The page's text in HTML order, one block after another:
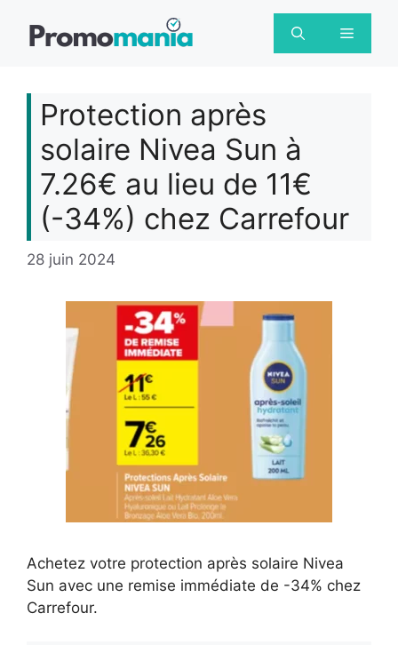
Menu
Protection après
solaire Nivea Sun à
7.26€ au lieu de 11€
(-34%) chez Carrefour
28 juin 2024
Achetez votre protection après solaire Nivea
Sun avec une remise immédiate de -34% chez
Carrefour.